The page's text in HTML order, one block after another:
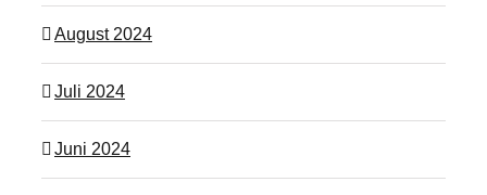
August 2024
Juli 2024
Juni 2024